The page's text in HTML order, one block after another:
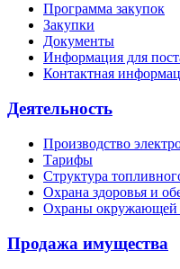
Программа закупок
Закупки
Документы
Информация для
Контактная
Деятельность
Производство
Тарифы
Структура
Охрана здоровья и
Охраны окружающей
Продажа имущества